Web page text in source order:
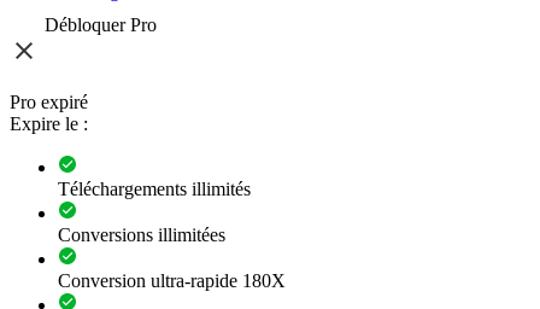
Débloquer Pro
Pro expiré
Expire le :
Téléchargements illimités
Conversions illimitées
Conversion ultra-rapide 180X